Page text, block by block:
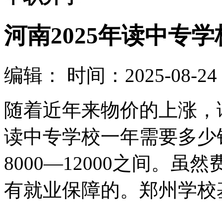
河南2025年读中专
编辑：
时间：2025-08-24
随着近年来物价的上涨
读中专学校一年需要多
8000—12000之间。虽然
有就业保障的。郑州学